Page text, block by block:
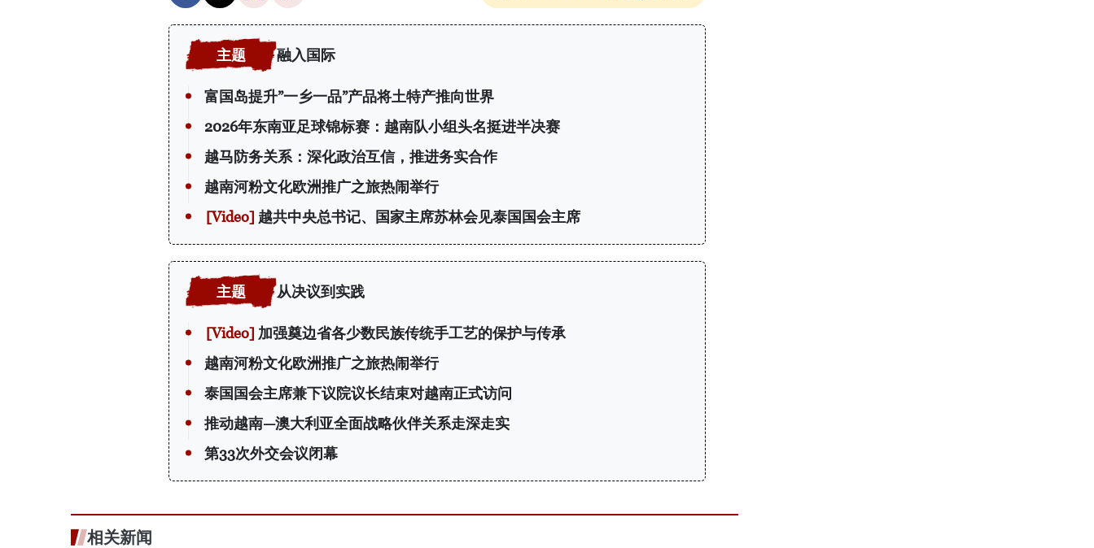
融入国际
富国岛提升”一乡一品”产品将土特产推向世界
2026年东南亚足球锦标赛：越南队小组头名挺进半决赛
越马防务关系：深化政治互信，推进务实合作
越南河粉文化欧洲推广之旅热闹举行
越共中央总书记、国家主席苏林会见泰国国会主席
从决议到实践
加强奠边省各少数民族传统手工艺的保护与传承
越南河粉文化欧洲推广之旅热闹举行
泰国国会主席兼下议院议长结束对越南正式访问
推动越南—澳大利亚全面战略伙伴关系走深走实
第33次外交会议闭幕
相关新闻